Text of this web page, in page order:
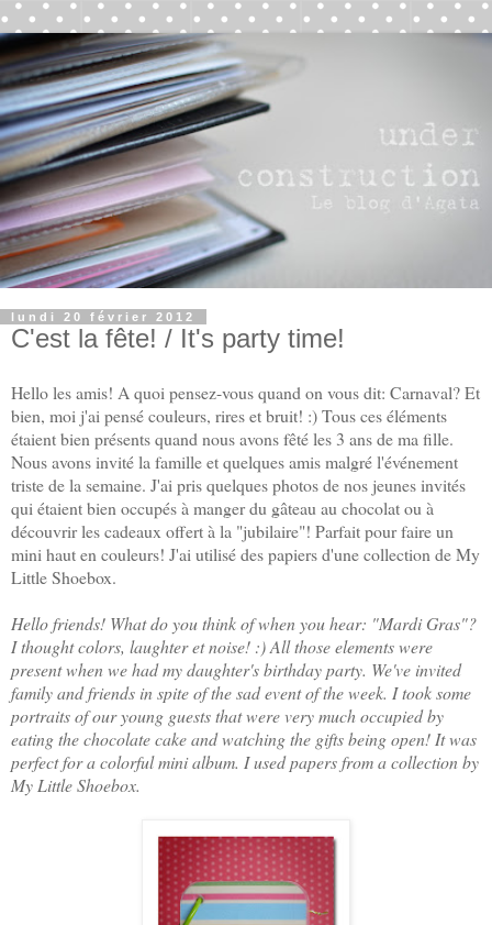
lundi 20 février 2012
C'est la fête! / It's party time!
Hello les amis! A quoi pensez-vous quand on vous dit: Carnaval? Et
bien, moi j'ai pensé couleurs, rires et bruit! :) Tous ces éléments
étaient bien présents quand nous avons fêté les 3 ans de ma fille.
Nous avons invité la famille et quelques amis malgré l'événement
triste de la semaine. J'ai pris quelques photos de nos jeunes invités
qui étaient bien occupés à manger du gâteau au chocolat ou à
découvrir les cadeaux offert à la "jubilaire"! Parfait pour faire un
mini haut en couleurs! J'ai utilisé des papiers d'une collection de My
Little Shoebox.
Hello friends! What do you think of when you hear: "Mardi Gras"?
I thought colors, laughter et noise! :) All those elements were
present when we had my daughter's birthday party. We've invited
family and friends in spite of the sad event of the week. I took some
portraits of our young guests that were very much occupied by
eating the chocolate cake and watching the gifts being open! It was
perfect for a colorful mini album. I used papers from a collection by
My Little Shoebox.